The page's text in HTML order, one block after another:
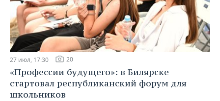
27 июл, 17:30 20
«Профессии будущего»: в Билярске
стартовал республиканский форум для
школьников